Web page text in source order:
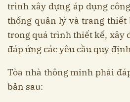
trình xây dựng áp dụng
thống quản lý và trang
trong quá trình thiết kế, xây
đáp ứng các yêu cầu quy
Tòa nhà thông minh phải
bản sau: